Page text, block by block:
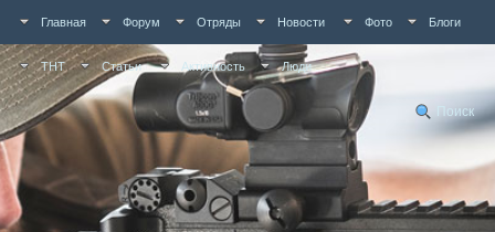
Главная Форум Отряды Новости Фото Блоги
ТНТ Статьи Активность Люди
Поиск